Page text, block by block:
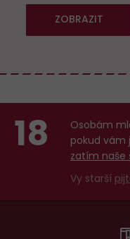
ZOBRAZIT
18
Osobám
pokud vám
zatím naše
Vy starší